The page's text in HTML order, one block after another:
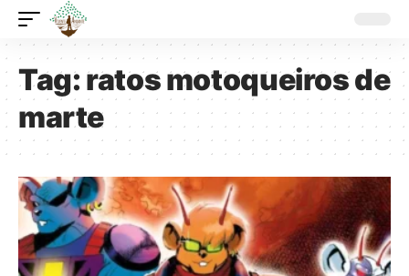
Tag:ratos motoqueiros de
marte